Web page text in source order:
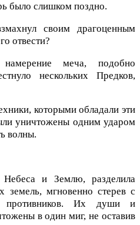
было слишком поздно.
своим драгоценным
отвести?
меча, подобно
нескольких Предков,
которыми обладали эти
уничтожены одним ударом
волны.
и Землю, разделила
мгновенно стерев с
противников. Их души и
в один миг, не оставив